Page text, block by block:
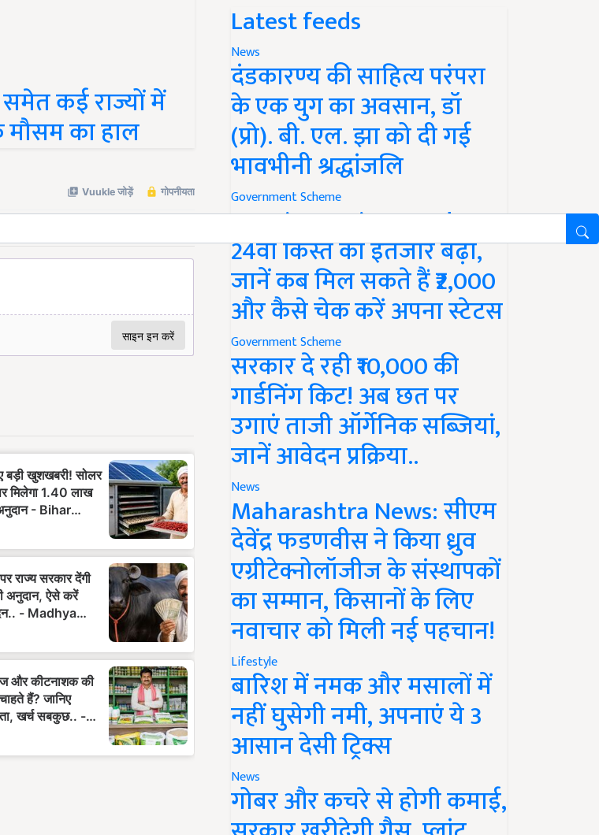
कई राज्यों में
का हाल
Latest feeds
News
दंडकारण्य की साहित्य परंपरा
के एक युग का अवसान, डॉ
(प्रो). बी. एल. झा को दी गई
भावभीनी श्रद्धांजलि
Government Scheme
PM Kisan Yojana Update:
24वीं किस्त का इंतजार बढ़ा,
जानें कब मिल सकते हैं ₹2,000
और कैसे चेक करें अपना स्टेटस
Government Scheme
सरकार दे रही ₹10,000 की
गार्डनिंग किट! अब छत पर
उगाएं ताजी ऑर्गेनिक सब्जियां,
जानें आवेदन प्रक्रिया..
News
Maharashtra News: सीएम
देवेंद्र फडणवीस ने किया ध्रुव
एग्रीटेक्नोलॉजीज के संस्थापकों
का सम्मान, किसानों के लिए
नवाचार को मिली नई पहचान!
Lifestyle
बारिश में नमक और मसालों में
नहीं घुसेगी नमी, अपनाएं ये 3
आसान देसी ट्रिक्स
News
गोबर और कचरे से होगी कमाई,